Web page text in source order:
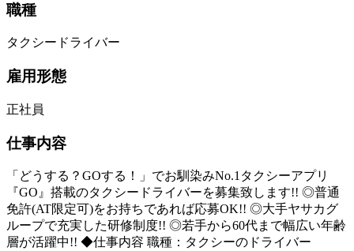
職種
タクシードライバー
雇用形態
正社員
仕事内容
「どうする？GOする！」でお馴染みNo.1タクシーアプリ
『GO』搭載のタクシードライバーを募集致します!! ◎普通
免許(AT限定可)をお持ちであれば応募OK!! ◎大手ヤサカグ
ループで充実した研修制度!! ◎若手から60代まで幅広い年齢
層が活躍中!! ◆仕事内容 職種：タクシーのドライバー